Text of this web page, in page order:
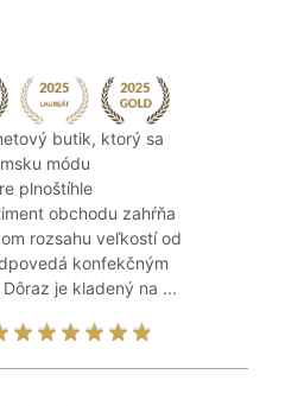
butik, ktorý sa
módu
plnoštíhle
obchodu zahŕňa
rozsahu veľkostí od
konfekčným
je kladený na ...